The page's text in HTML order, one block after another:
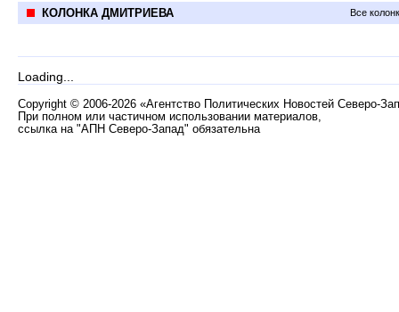
КОЛОНКА ДМИТРИЕВА Все
Loading...
Copyright © 2006-2026 «Агентство Политических Новостей Северо-
При полном или частичном использовании материалов,
ссылка на "АПН Северо-Запад" обязательна